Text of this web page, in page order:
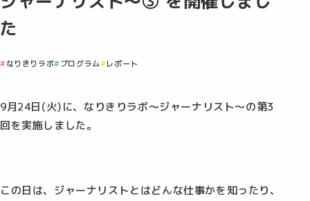
た
なりきりラボ プログラム レポート
9月24日(火)に、なりきりラボ～ジャーナリスト～の第3
回を実施しました。
この日は、ジャーナリストとはどんな仕事かを知ったり、